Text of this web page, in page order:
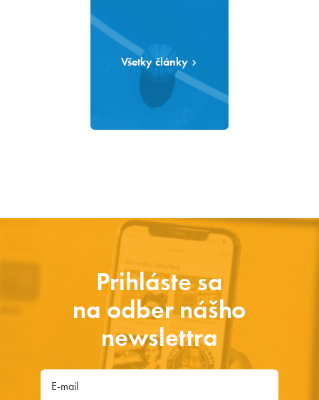
Všetky články
Prihláste sa
na odber nášho
newslettra